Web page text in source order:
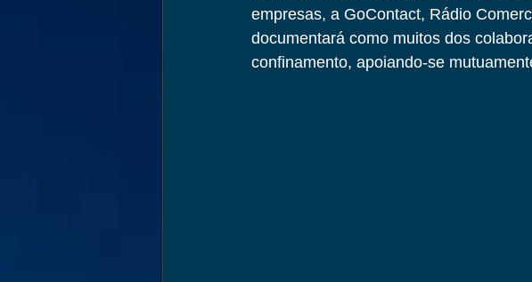
empresas, a GoContact, Rádio
documentará como muitos dos
confinamento, apoiando-se